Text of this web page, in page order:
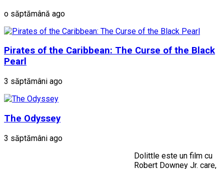
o săptămână ago
Pirates of the Caribbean: The Curse of the Black
Pearl
3 săptămâni ago
The Odyssey
3 săptămâni ago
Dolittle este un film cu
Robert Downey Jr. care,